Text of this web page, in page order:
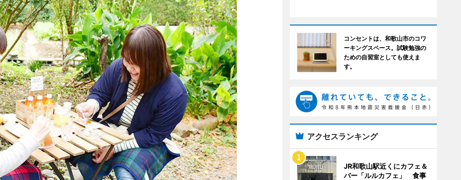
コンセントは、和歌山市のコワ
ーキングスペース。試験勉強の
ための自習室としても使えま
す。
アクセスランキング
JR和歌山駅近くにカフェ＆
バー「ルルカフェ」 食事